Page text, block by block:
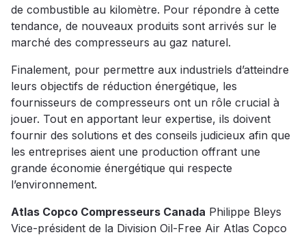
de combustible au kilomètre. Pour répondre à cette
tendance, de nouveaux produits sont arrivés sur le
marché des compresseurs au gaz naturel.
Finalement, pour permettre aux industriels d’atteindre
leurs objectifs de réduction énergétique, les
fournisseurs de compresseurs ont un rôle crucial à
jouer. Tout en apportant leur expertise, ils doivent
fournir des solutions et des conseils judicieux afin que
les entreprises aient une production offrant une
grande économie énergétique qui respecte
l’environnement.
Atlas Copco Compresseurs Canada Philippe Bleys
Vice-président de la Division Oil-Free Air Atlas Copco